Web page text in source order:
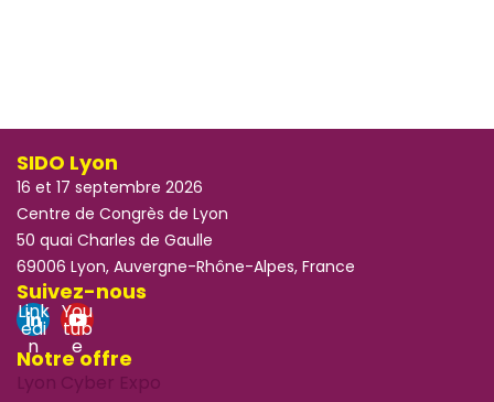
SIDO Lyon
16 et 17 septembre 2026
Centre de Congrès de Lyon
50 quai Charles de Gaulle
69006 Lyon, Auvergne-Rhône-Alpes, France
Suivez-nous
Link
edi
n
You
tub
e
Notre offre
Lyon Cyber Expo